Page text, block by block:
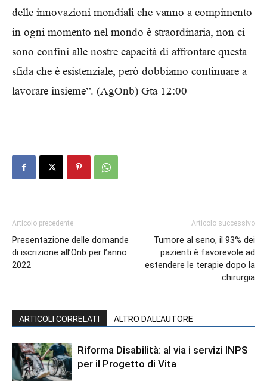
delle innovazioni mondiali che vanno a compimento
in ogni momento nel mondo è straordinaria, non ci
sono confini alle nostre capacità di affrontare questa
sfida che è esistenziale, però dobbiamo continuare a
lavorare insieme”. (AgOnb) Gta 12:00
Articolo precedente
Presentazione delle domande
di iscrizione all’Onb per l’anno
2022
Articolo successivo
Tumore al seno, il 93% dei
pazienti è favorevole ad
estendere le terapie dopo la
chirurgia
ARTICOLI CORRELATI ALTRO DALL'AUTORE
Riforma Disabilità: al via i servizi INPS
per il Progetto di Vita